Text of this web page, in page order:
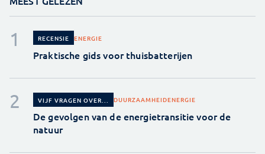
RECENSIE ENERGIE
Praktische gids voor thuisbatterijen
VIJF VRAGEN OVER... DUURZAAMHEIDENERGIE
De gevolgen van de energietransitie voor de
natuur